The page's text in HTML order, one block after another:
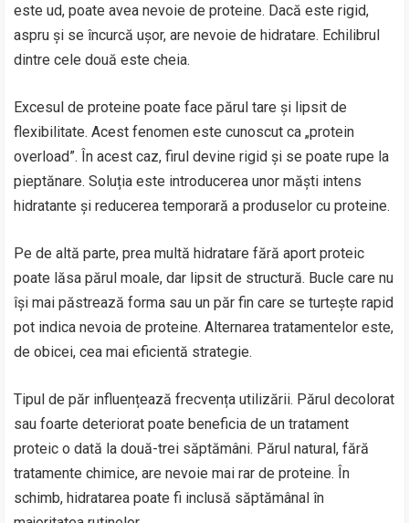
este ud, poate avea nevoie de proteine. Dacă este rigid,
aspru și se încurcă ușor, are nevoie de hidratare. Echilibrul
dintre cele două este cheia.
Excesul de proteine poate face părul tare și lipsit de
flexibilitate. Acest fenomen este cunoscut ca „protein
overload”. În acest caz, firul devine rigid și se poate rupe la
pieptănare. Soluția este introducerea unor măști intens
hidratante și reducerea temporară a produselor cu proteine.
Pe de altă parte, prea multă hidratare fără aport proteic
poate lăsa părul moale, dar lipsit de structură. Bucle care nu
își mai păstrează forma sau un păr fin care se turtește rapid
pot indica nevoia de proteine. Alternarea tratamentelor este,
de obicei, cea mai eficientă strategie.
Tipul de păr influențează frecvența utilizării. Părul decolorat
sau foarte deteriorat poate beneficia de un tratament
proteic o dată la două-trei săptămâni. Părul natural, fără
tratamente chimice, are nevoie mai rar de proteine. În
schimb, hidratarea poate fi inclusă săptămânal în